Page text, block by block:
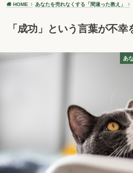
HOME あなたを売れなくする「間違った教え」
「成功」という言葉が不幸
あ